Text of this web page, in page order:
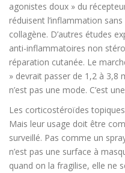
agonistes doux » du
réduisent l’inflammation
collagène. D’autres études
anti-inflammatoires non
réparation cutanée. Le
» devrait passer de 1,2 à 3,8
n’est pas une mode. C’est
Les corticostéroïdes
Mais leur usage doit être
surveillé. Pas comme un
n’est pas une surface à
quand on la fragilise, elle ne